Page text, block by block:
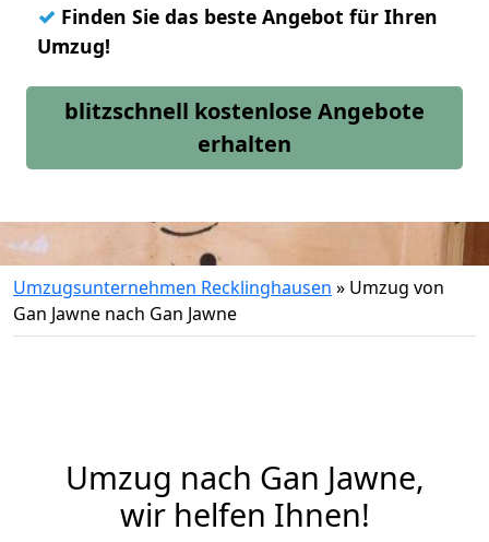
✓ Finden Sie das beste Angebot für Ihren
Umzug!
blitzschnell kostenlose Angebote
erhalten
Umzugsunternehmen Recklinghausen » Umzug von
Gan Jawne nach Gan Jawne
Umzug nach Gan Jawne,
wir helfen Ihnen!